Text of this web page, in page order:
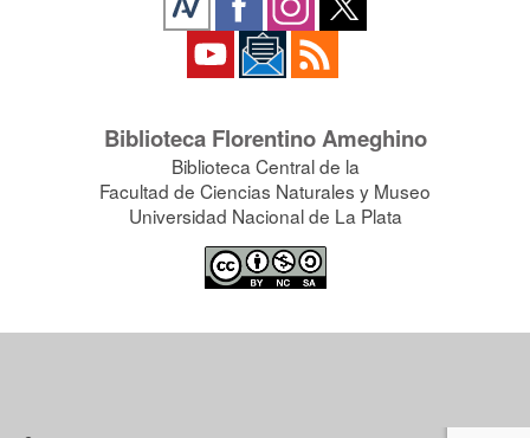
Biblioteca Florentino Ameghino
Biblioteca Central de la
Facultad de Ciencias Naturales y Museo
Universidad Nacional de La Plata